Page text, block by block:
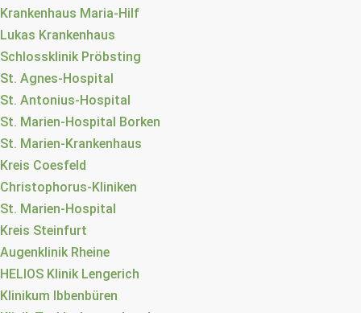
Krankenhaus Maria-Hilf
Lukas Krankenhaus
Schlossklinik Pröbsting
St. Agnes-Hospital
St. Antonius-Hospital
St. Marien-Hospital Borken
St. Marien-Krankenhaus
Kreis Coesfeld
Christophorus-Kliniken
St. Marien-Hospital
Kreis Steinfurt
Augenklinik Rheine
HELIOS Klinik Lengerich
Klinikum Ibbenbüren